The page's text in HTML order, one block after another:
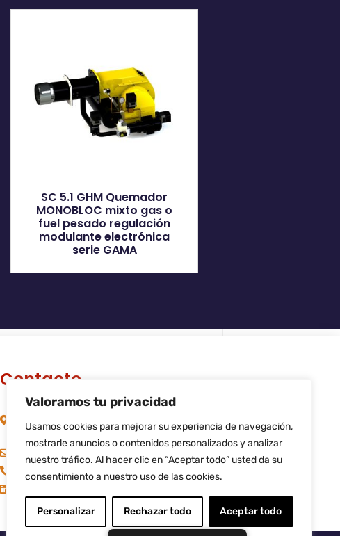
Valoramos tu privacidad
Usamos cookies para mejorar su experiencia de navegación,
mostrarle anuncios o contenidos personalizados y analizar
nuestro tráfico. Al hacer clic en “Aceptar todo” usted da su
consentimiento a nuestro uso de las cookies.
Personalizar Rechazar todo Aceptar todo
SC 5.1 GHM Quemador
MONOBLOC mixto gas o
fuel pesado regulación
modulante electrónica
serie GAMA
Contacto
C/ Riera de Palau, 36 - 38, nave 10,
08740, Sant Andreu de la Barca,
Barcelona
info@flamtec.es
+34 937 06 00 52